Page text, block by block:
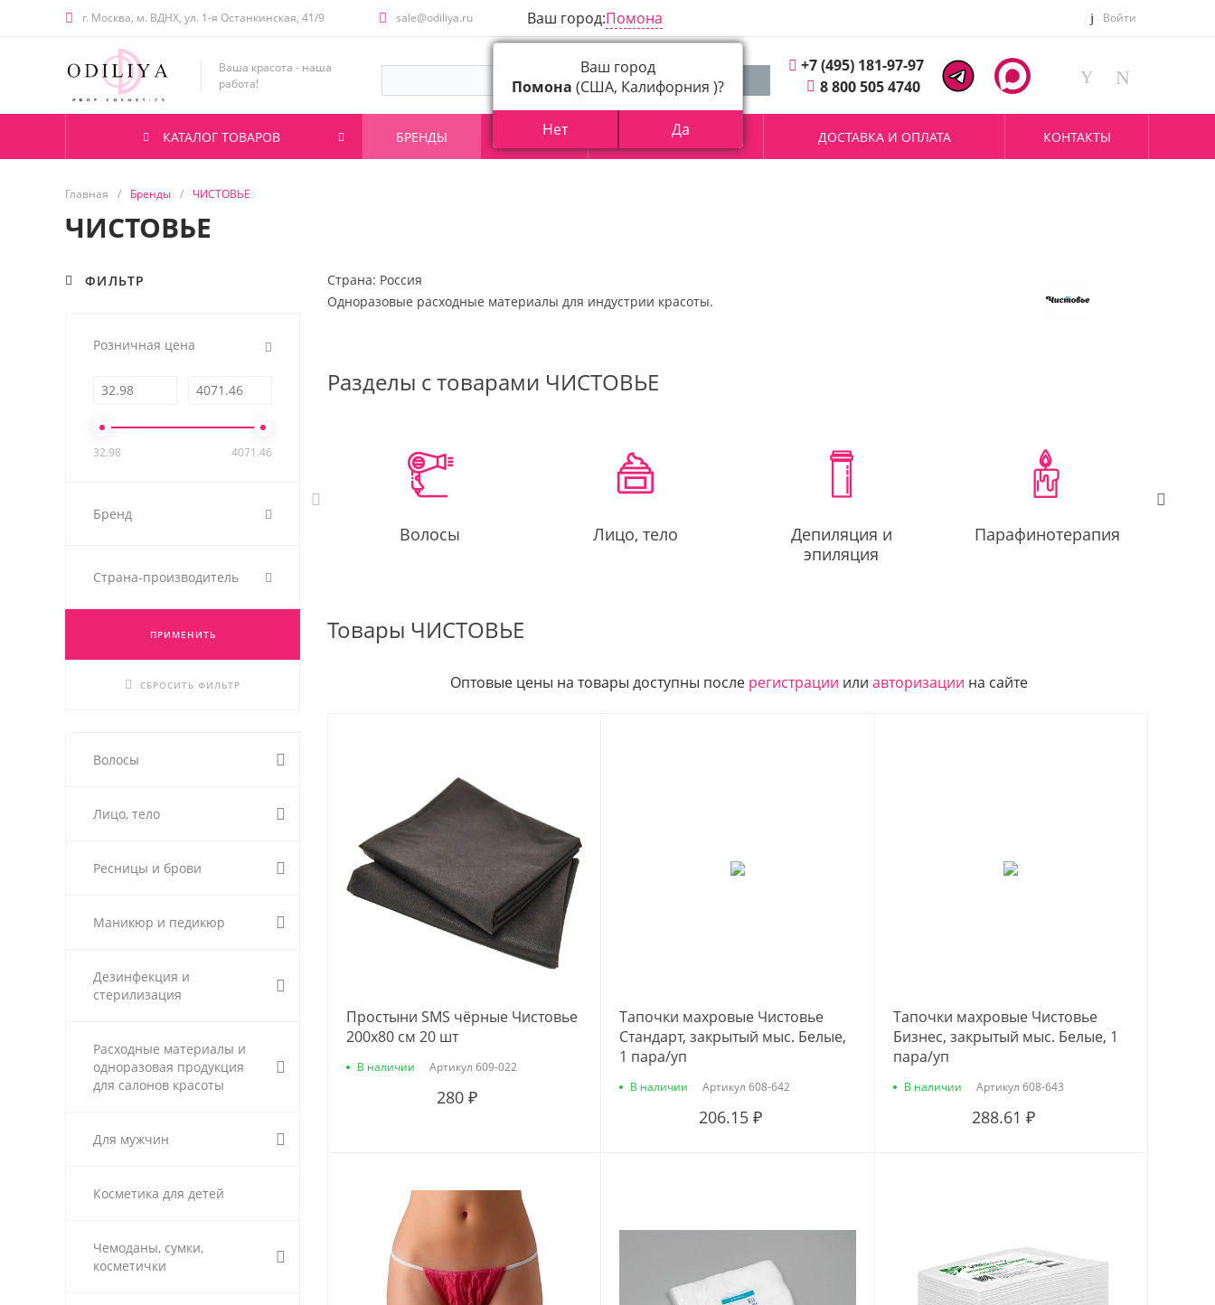
г. Москва, м. ВДНХ, ул. 1-я Останкинская, 41/9 sale@odiliya.ru Ваш город:Помона Войти
Ваша красота - наша
работа!
+7 (495) 181-97-97
8 800 505 4740
КАТАЛОГ ТОВАРОВ БРЕНДЫ АКЦИИ О КОМПАНИИ ДОСТАВКА И ОПЛАТА КОНТАКТЫ
Главная / Бренды / ЧИСТОВЬЕ
ЧИСТОВЬЕ
ФИЛЬТР
Розничная цена
32.98 4071.46
Бренд
Страна-производитель
ПРИМЕНИТЬ
СБРОСИТЬ ФИЛЬТР
Волосы
Лицо, тело
Ресницы и брови
Маникюр и педикюр
Дезинфекция и
стерилизация
Расходные материалы и
одноразовая продукция
для салонов красоты
Для мужчин
Косметика для детей
Чемоданы, сумки,
косметички
Страна: Россия
Одноразовые расходные материалы для индустрии красоты.
Разделы с товарами ЧИСТОВЬЕ
Волосы Лицо, тело
Депиляция и
эпиляция
Парафинотерапия
Товары ЧИСТОВЬЕ
Оптовые цены на товары доступны после регистрации или авторизации на сайте
Простыни SMS чёрные Чистовье
200х80 см 20 шт
В наличии Артикул 609-022
280 ₽
Тапочки махровые Чистовье
Стандарт, закрытый мыс. Белые,
1 пара/уп
В наличии Артикул 608-642
206.15 ₽
Тапочки махровые Чистовье
Бизнес, закрытый мыс. Белые, 1
пара/уп
В наличии Артикул 608-643
288.61 ₽
Ваш город
Помона (США, Калифорния )?
Нет Да